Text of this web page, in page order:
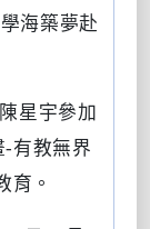
海築夢赴
星宇參加
-有教無界
育。